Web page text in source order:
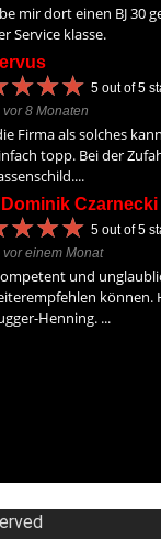
mir dort einen BJ 30
Service klasse.
★★★
★★★ 5out of 5
8 Monaten
Firma als solches
topp. Bei der
Dominik Czarnecki
★★★
★★★ 5out of 5
vor einem Monat
und
können.
Henning. ...